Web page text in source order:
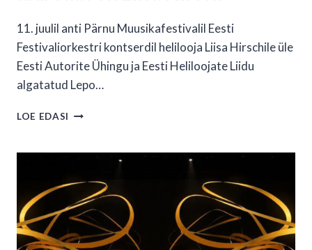
11. juulil anti Pärnu Muusikafestivalil Eesti
Festivaliorkestri kontserdil helilooja Liisa Hirschile üle
Eesti Autorite Ühingu ja Eesti Heliloojate Liidu
algatatud Lepo…
LOE EDASI LEPO
HELILOOMINGU
2026
LAUREAAT
ON
LIISA
HIRSCH